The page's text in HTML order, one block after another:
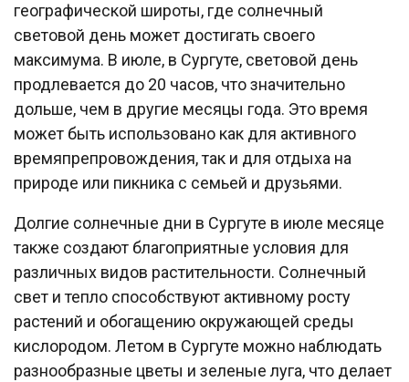
географической широты, где солнечный
световой день может достигать своего
максимума. В июле, в Сургуте, световой день
продлевается до 20 часов, что значительно
дольше, чем в другие месяцы года. Это время
может быть использовано как для активного
времяпрепровождения, так и для отдыха на
природе или пикника с семьей и друзьями.
Долгие солнечные дни в Сургуте в июле месяце
также создают благоприятные условия для
различных видов растительности. Солнечный
свет и тепло способствуют активному росту
растений и обогащению окружающей среды
кислородом. Летом в Сургуте можно наблюдать
разнообразные цветы и зеленые луга, что делает